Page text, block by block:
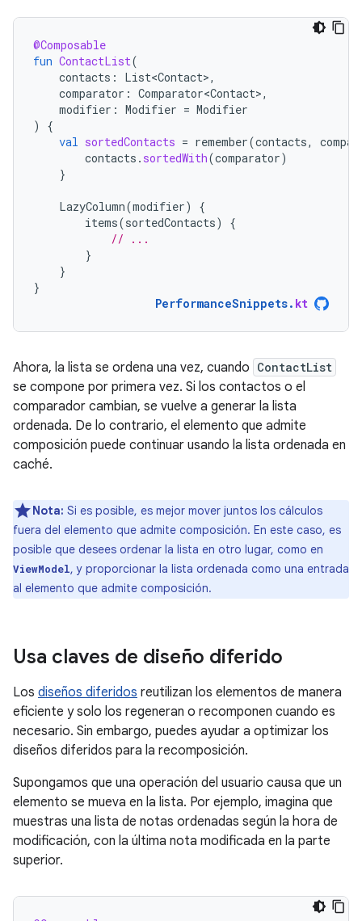
@Composable
fun ContactList(
contacts : List<Contact>,
comparator : Comparator<Contact>,
modifier : Modifier = Modifier
)
{
val sortedContacts = remember(contacts,
contacts . sortedWith(comparator)
}
LazyColumn(modifier)
{
items(sortedContacts)
{
// ...
}
}
}
PerformanceSnippets. kt
Ahora, la lista se ordena una vez, cuando ContactList
se compone por primera vez. Si los contactos o el
comparador cambian, se vuelve a generar la lista
ordenada. De lo contrario, el elemento que admite
composición puede continuar usando la lista ordenada en
caché.
Nota: Si es posible, es mejor mover juntos los cálculos
fuera del elemento que admite composición. En este caso, es
posible que desees ordenar la lista en otro lugar, como en
ViewModel, y proporcionar la lista ordenada como una entrada
al elemento que admite composición.
Usa claves de diseño diferido
Los diseños diferidos reutilizan los elementos de manera
eficiente y solo los regeneran o recomponen cuando es
necesario. Sin embargo, puedes ayudar a optimizar los
diseños diferidos para la recomposición.
Supongamos que una operación del usuario causa que un
elemento se mueva en la lista. Por ejemplo, imagina que
muestras una lista de notas ordenadas según la hora de
modificación, con la última nota modificada en la parte
superior.